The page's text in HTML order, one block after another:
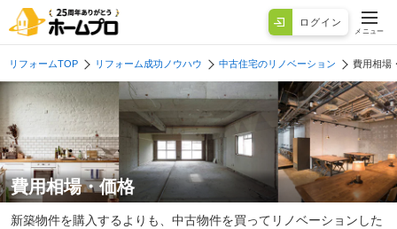
ログイン
メニュー
リフォームTOP リフォーム成功ノウハウ 中古住宅のリノベーション 費用相場
費用相場・価格
新築物件を購入するよりも、中古物件を買ってリノベーションした